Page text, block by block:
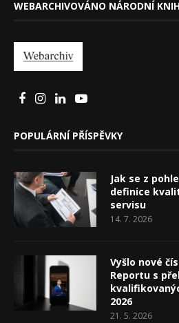
WEBARCHIVOVÁNO NÁRODNÍ
POPULÁRNÍ PŘÍSPĚVKY
Jak se z
definice
servisu
14. 7. 2026
Vyšlo nové
Reportu s
2026
21. 5. 2026